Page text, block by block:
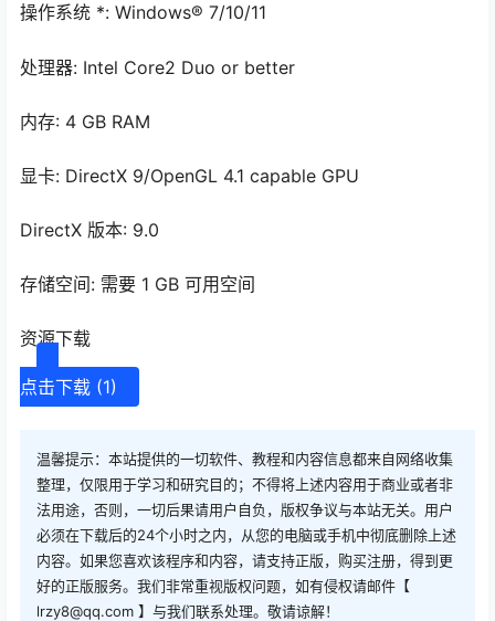
操作系统 *: Windows® 7/10/11
处理器: Intel Core2 Duo or better
内存: 4 GB RAM
显卡: DirectX 9/OpenGL 4.1 capable GPU
DirectX 版本: 9.0
存储空间: 需要 1 GB 可用空间
资源下载
点击下载 (1)
温馨提示：本站提供的一切软件、教程和内容信息都来自网络收集
整理，仅限用于学习和研究目的；不得将上述内容用于商业或者非
法用途，否则，一切后果请用户自负，版权争议与本站无关。用户
必须在下载后的24个小时之内，从您的电脑或手机中彻底删除上述
内容。如果您喜欢该程序和内容，请支持正版，购买注册，得到更
好的正版服务。我们非常重视版权问题，如有侵权请邮件【
lrzy8@qq.com 】与我们联系处理。敬请谅解！